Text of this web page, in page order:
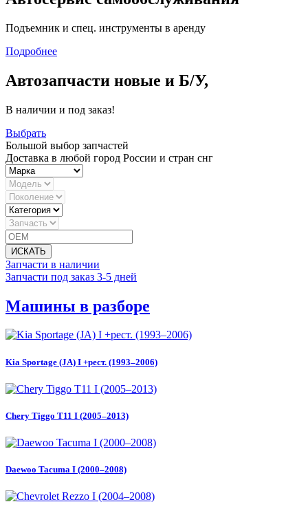
Подъемник и спец. инструменты в аренду
Подробнее
Автозапчасти новые и Б/У,
В наличии и под заказ!
Выбрать
Большой выбор запчастей
Доставка в любой город России и стран снг
ИСКАТЬ
Запчасти в наличии
Запчасти под заказ 3-5 дней
Машины в разборе
Kia Sportage (JA) I +рест. (1993–2006)
Chery Tiggo T11 I (2005–2013)
Daewoo Tacuma I (2000–2008)